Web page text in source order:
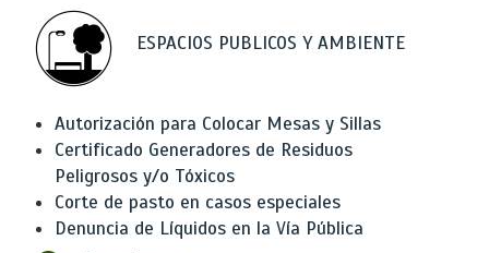
ESPACIOS PUBLICOS Y AMBIENTE
Autorización para Colocar Mesas y Sillas
Certificado Generadores de Residuos
Peligrosos y/o Tóxicos
Corte de pasto en casos especiales
Denuncia de Líquidos en la Vía Pública